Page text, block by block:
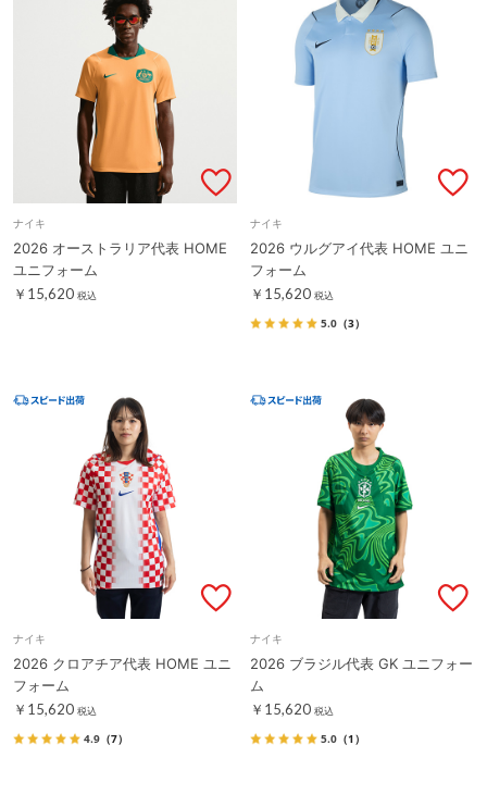
ナイキ
2026 オーストラリア代表 HOME
ユニフォーム
￥15,620 税込
ナイキ
2026 ウルグアイ代表 HOME ユニ
フォーム
￥15,620 税込
5.0 （3）
ナイキ
2026 クロアチア代表 HOME ユニ
フォーム
￥15,620 税込
4.9 （7）
ナイキ
2026 ブラジル代表 GK ユニフォー
ム
￥15,620 税込
5.0 （1）